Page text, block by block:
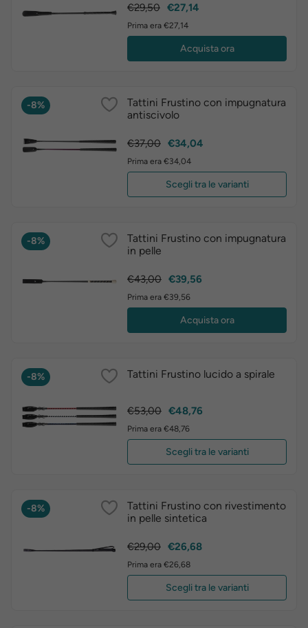
Prezzo
€29,50 Prezzo
€27,14
Prima era €27,14
Acquista ora
-8%
Tattini Frustino con impugnatura
antiscivolo
Prezzo
€37,00 Prezzo
€34,04
Prima era €34,04
Scegli tra le varianti
-8%
Tattini Frustino con impugnatura
in pelle
Prezzo
€43,00 Prezzo
€39,56
Prima era €39,56
Acquista ora
-8% Tattini Frustino lucido a spirale
Prezzo
€53,00 Prezzo
€48,76
Prima era €48,76
Scegli tra le varianti
-8%
Tattini Frustino con rivestimento
in pelle sintetica
Prezzo
€29,00 Prezzo
€26,68
Prima era €26,68
Scegli tra le varianti